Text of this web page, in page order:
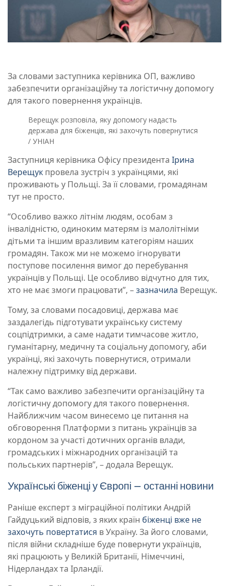
За словами заступника керівника ОП, важливо
забезпечити організаційну та логістичну допомогу
для такого повернення українців.
Верещук розповіла, яку допомогу надасть
держава для біженців, які захочуть повернутися
/ УНІАН
Заступниця керівника Офісу президента Ірина
Верещук провела зустріч з українцями, які
проживають у Польщі. За її словами, громадянам
тут не просто.
“Особливо важко літнім людям, особам з
інвалідністю, одиноким матерям із малолітніми
дітьми та іншим вразливим категоріям наших
громадян. Також ми не можемо ігнорувати
поступове посилення вимог до перебування
українців у Польщі. Це особливо відчутно для тих,
хто не має змоги працювати”, –зазначила Верещук.
Тому, за словами посадовиці, держава має
заздалегідь підготувати українську систему
соцпідтримки, а саме надати тимчасове житло,
гуманітарну, медичну та соціальну допомогу, аби
українці, які захочуть повернутися, отримали
належну підтримку від держави.
“Так само важливо забезпечити організаційну та
логістичну допомогу для такого повернення.
Найближчим часом винесемо це питання на
обговорення Платформи з питань українців за
кордоном за участі дотичних органів влади,
громадських і міжнародних організацій та
польських партнерів”, – додала Верещук.
Українські біженці у Європі – останні новини
Раніше експерт з міграційної політики Андрій
Гайдуцький відповів, з яких країн біженці вже не
захочуть повертатися в Україну. За його словами,
після війни складніше буде повернути українців,
які працюють у Великій Британії, Німеччині,
Нідерландах та Ірландії.